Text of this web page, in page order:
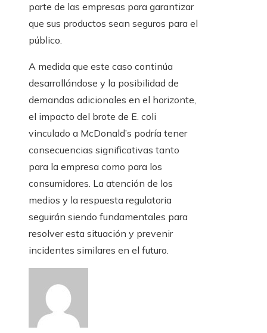
parte de las empresas para garantizar
que sus productos sean seguros para el
público.
A medida que este caso continúa
desarrollándose y la posibilidad de
demandas adicionales en el horizonte,
el impacto del brote de E. coli
vinculado a McDonald’s podría tener
consecuencias significativas tanto
para la empresa como para los
consumidores. La atención de los
medios y la respuesta regulatoria
seguirán siendo fundamentales para
resolver esta situación y prevenir
incidentes similares en el futuro.